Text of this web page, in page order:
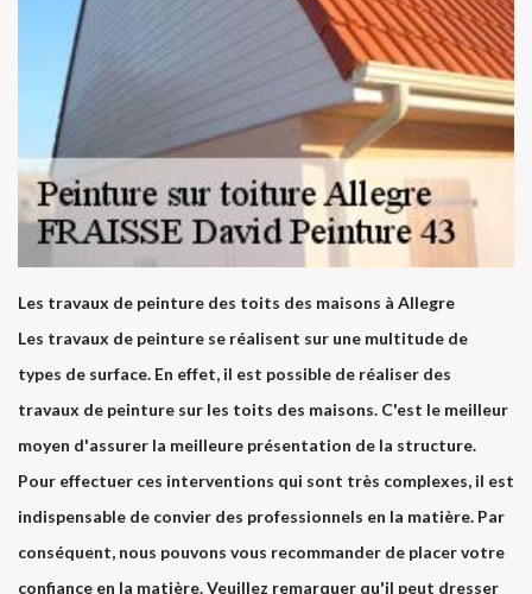
Les travaux de peinture des toits des maisons à Allegre
Les travaux de peinture se réalisent sur une multitude de
types de surface. En effet, il est possible de réaliser des
travaux de peinture sur les toits des maisons. C'est le meilleur
moyen d'assurer la meilleure présentation de la structure.
Pour effectuer ces interventions qui sont très complexes, il est
indispensable de convier des professionnels en la matière. Par
conséquent, nous pouvons vous recommander de placer votre
confiance en la matière. Veuillez remarquer qu'il peut dresser